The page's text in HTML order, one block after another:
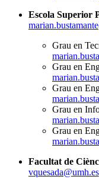
Escola Superior
Grau en
Grau en
Grau en
Grau en
Grau en
Facultat de
vquesada@umh.es